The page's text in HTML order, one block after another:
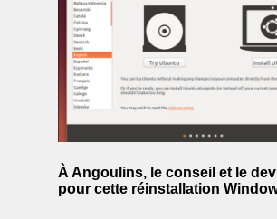
À Angoulins, le conseil et le
pour cette réinstallation